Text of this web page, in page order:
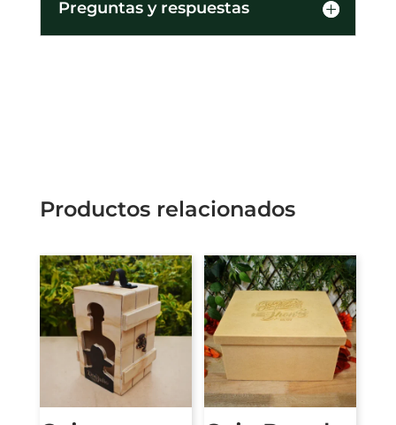
Preguntas y respuestas
Productos relacionados